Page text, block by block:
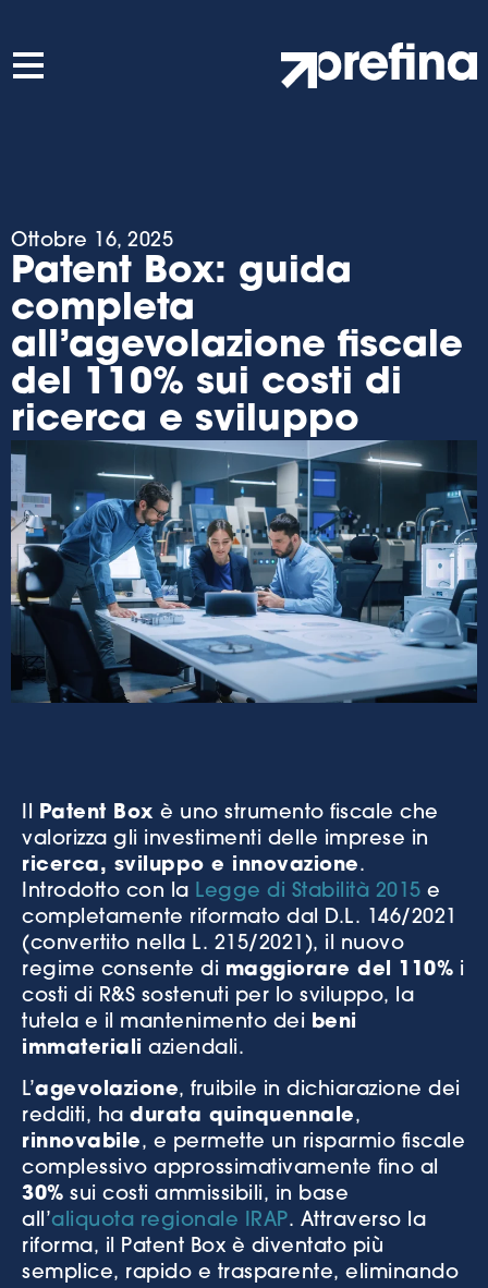
Ottobre 16, 2025
Patent Box: guida
completa
all’agevolazione fiscale
del 110% sui costi di
ricerca e sviluppo
Patent Box è uno strumento fiscale che
valorizza gli investimenti delle imprese in
ricerca, sviluppo e innovazione.
Introdotto con la Legge di Stabilità 2015 e
completamente riformato dal D.L. 146/2021
(convertito nella L. 215/2021), il nuovo
regime consente di maggiorare del 110% i
costi di R&S sostenuti per lo sviluppo, la
tutela e il mantenimento dei beni
immateriali aziendali.
L’agevolazione, fruibile in dichiarazione dei
redditi, ha durata quinquennale,
rinnovabile, e permette un risparmio fiscale
complessivo approssimativamente fino al
30% sui costi ammissibili, in base
all’aliquota regionale IRAP. Attraverso la
riforma, il Patent Box è diventato più
semplice, rapido e trasparente, eliminando